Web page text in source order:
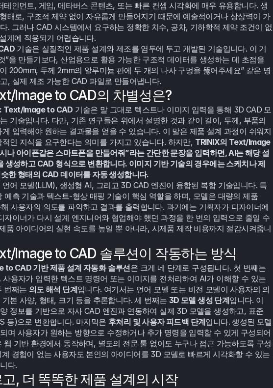
테인먼트, 게임, 메타버스 콘텐츠, 또는 빠른 컨셉 시각화에 매우 유용합니다. 생
태로, 구조적 제약 없이 자유롭게 만들어지기 때문에 예술적이거나 상상력이 가
. 그러나 CAD 시스템에서 요구하는 정확한 치수, 공차, 기하학적 제약 조건이 없
계에 적용되기 어렵습니다.
기술은 실질적인 제품 설계와 제조를 염두에 두고 개발된 기술입니다. 이 기
”을 만들기보다, 산업용으로 활용 가능한 구조적 데이터를 생성하는 데 초점을
200mm, 두께 2mm의 알루미늄 판에 두 개의 나사 구멍을 뚫어주세요” 같은 명
, 실제 제조 가능한 CAD 파일로 만들어냅니다.
Image to CAD의 차별성은?
Text/Image to CAD 기술은 말 그대로 텍스트나 이미지 입력을 통해 3D CAD 모
기술입니다. 다만, 기존 연구들은 위에서 설명한 것과 같이 길이, 두께, 부품의
입력해야 원하는 결과물을 얻을 수 있습니다. 이 말은 제품 설계 과정이 쉬워지
인 지식을 요구한다는 의미를 가지고 있습니다. 하지만, TRINIX의 Text/Image
나 아이폰같은 스마트폰을 만들어줘”라는 간단한 문장을 입력하면, AI는 해당 설
생성하고 CAD 형식으로 변환합니다. 이미지 기반 기술의 경우에는 스케치나 제
한 형태의 CAD 데이터를 자동 생성합니다.
어 모델(LLM), 생성형 AI, 그리고 3D CAD 엔진이 융합된 복합 기술입니다. 특
예측 기술과 텍스트-형상 매핑 기술이 핵심 역할을 하며, 모델은 대량의 제품
사용자의 의도를 파악하고 결과를 출력합니다. 과거에는 기획자가 디자이너에
자이너가 다시 설계 엔지니어와 협업해야 했던 과정을 한 번의 입력으로 줄일 수
품 아이디어의 실현 속도를 높일 뿐 아니라, 시제품 제작 비용까지 절감시켜줍니
Image to CAD 솔루션이 작동하는 방식
CAD 기반 제품 설계 자동화 솔루션
사용자가 입력한 텍스트 명령어 또는 이미지를 전처리하여 AI가 이해할 수 있는
번째는 의도 해석 단계입니다. 여기서는 언어 모델 또는 비전 모델이 사용자의 의
본 사양, 형태, 크기 등을 추론합니다. 세 번째는 3D 모델 생성 단계입니다. 이
정보를 기반으로 자사 CAD 엔진과 연동하여 실제 3D 모델을 생성하고, 표준
등)으로 변환합니다. 마지막은 후처리 및 사용자 피드백 단계입니다. 생성된 모델
며 사용자가 원하는 방향으로 수정하거나 추가 명령을 입력할 수 있게 구성되어
웹 기반 환경에서 동작하며, 별도의 전문 툴 없이도 누구나 접근 가능하도록 구성
경험이 없는 사용자도 본인의 아이디어를 3D 모델로 빠르게 시각화할 수 있는
다.
, 더 똑똑한 제품 설계의 시작